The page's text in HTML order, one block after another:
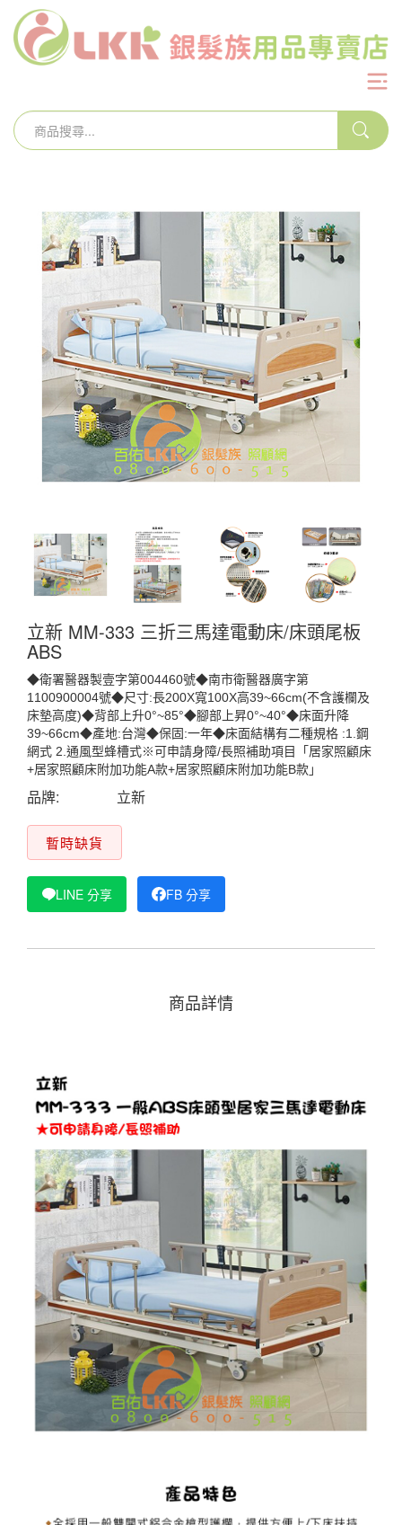
立新 MM-333 三折三馬達電動床/床頭尾板
ABS
◆衛署醫器製壹字第004460號◆南市衛醫器廣字第
1100900004號◆尺寸:長200X寬100X高39~66cm(不含護欄及
床墊高度)◆背部上升0°~85°◆腳部上昇0°~40°◆床面升降
39~66cm◆產地:台灣◆保固:一年◆床面結構有二種規格 :1.鋼
網式 2.通風型蜂槽式※可申請身障/長照補助項目「居家照顧床
+居家照顧床附加功能A款+居家照顧床附加功能B款」
品牌: 立新
暫時缺貨
LINE 分享 FB 分享
商品詳情